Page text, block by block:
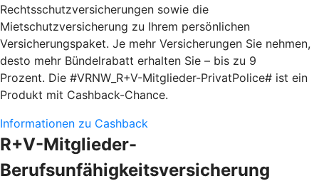
Rechtsschutzversicherungen sowie die
Mietschutzversicherung zu Ihrem persönlichen
Versicherungspaket. Je mehr Versicherungen Sie nehmen,
desto mehr Bündelrabatt erhalten Sie – bis zu 9
Prozent. Die #VRNW_R+V-Mitglieder-PrivatPolice# ist ein
Produkt mit Cashback-Chance.
Informationen zu Cashback
R+V-Mitglieder-
Berufsunfähigkeitsversicherung